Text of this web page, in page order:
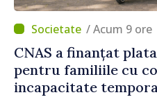
/ Acum 9 ore
CNAS a finanțat
pentru familiile cu
incapacitate